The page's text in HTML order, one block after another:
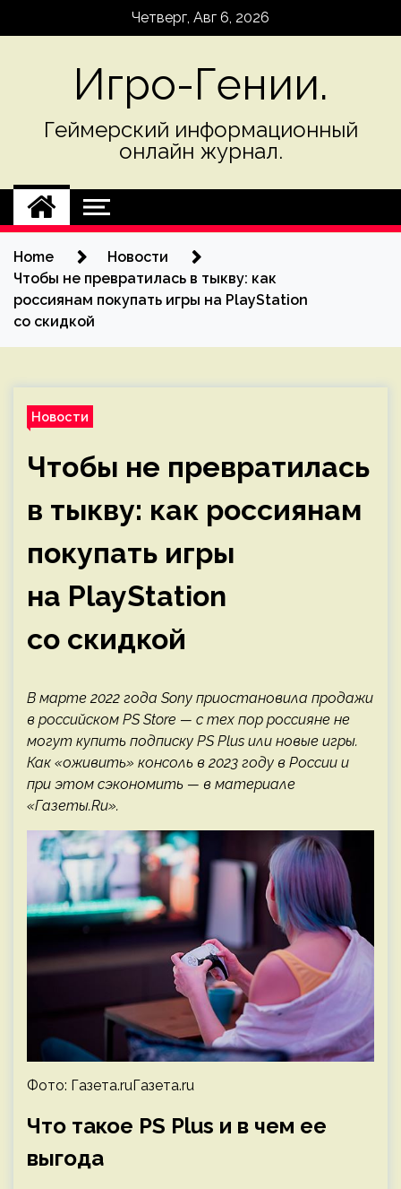
Четверг, Авг 6, 2026
Игро-Гении.
Геймерский информационный
онлайн журнал.
Home
Новости
Чтобы не превратилась в тыкву: как
россиянам покупать игры на PlayStation
со скидкой
Новости
Чтобы не превратилась
в тыкву: как россиянам
покупать игры
на PlayStation
со скидкой
В марте 2022 года Sony приостановила продажи
в российском PS Store — с тех пор россияне не
могут купить подписку PS Plus или новые игры.
Как «оживить» консоль в 2023 году в России и
при этом сэкономить — в материале
«Газеты.Ru».
Фото: Газета.ruГазета.ru
Что такое PS Plus и в чем ее
выгода